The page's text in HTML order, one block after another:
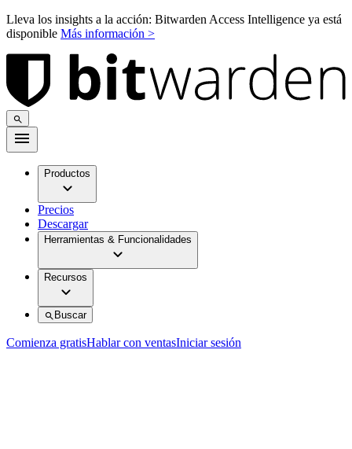
Lleva los insights a la acción: Bitwarden Access Intelligence ya está
disponible Más información >
Productos
Precios
Descargar
Herramientas & Funcionalidades
Recursos
Buscar
Comienza gratisHablar con ventasIniciar sesión